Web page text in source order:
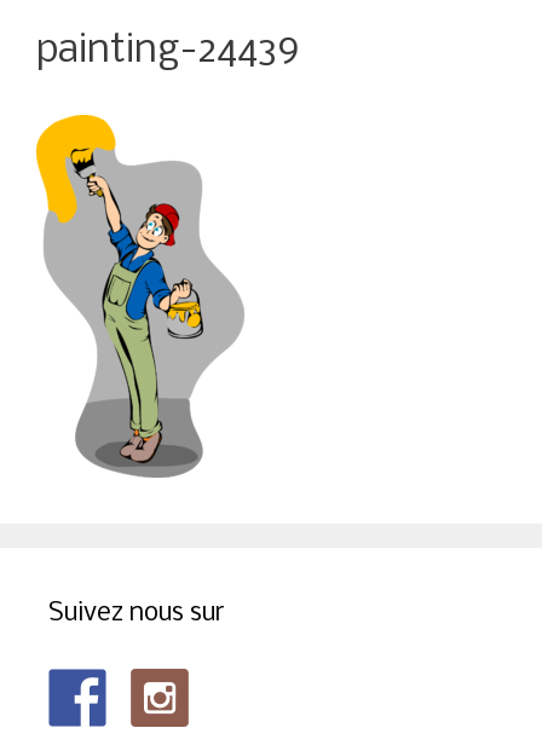
painting-24439
Suivez nous sur